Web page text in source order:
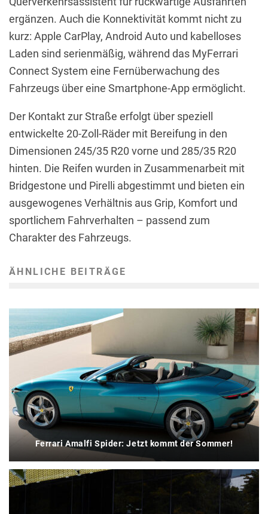
ergänzen. Auch die Konnektivität kommt nicht zu
kurz: Apple CarPlay, Android Auto und kabelloses
Laden sind serienmäßig, während das MyFerrari
Connect System eine Fernüberwachung des
Fahrzeugs über eine Smartphone-App ermöglicht.
Der Kontakt zur Straße erfolgt über speziell
entwickelte 20-Zoll-Räder mit Bereifung in den
Dimensionen 245/35 R20 vorne und 285/35 R20
hinten. Die Reifen wurden in Zusammenarbeit mit
Bridgestone und Pirelli abgestimmt und bieten ein
ausgewogenes Verhältnis aus Grip, Komfort und
sportlichem Fahrverhalten – passend zum
Charakter des Fahrzeugs.
ÄHNLICHE BEITRÄGE
Ferrari Amalfi Spider: Jetzt kommt der Sommer!